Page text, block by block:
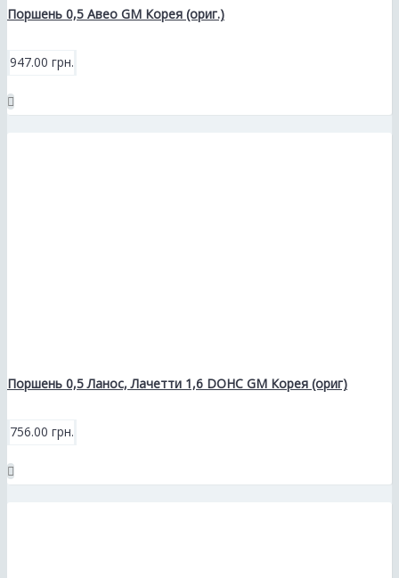
Поршень 0,5 Авео GM Корея (ориг.)
947.00 грн.
Поршень 0,5 Ланос, Лачетти 1,6 DOHC GM Корея (ориг)
756.00 грн.